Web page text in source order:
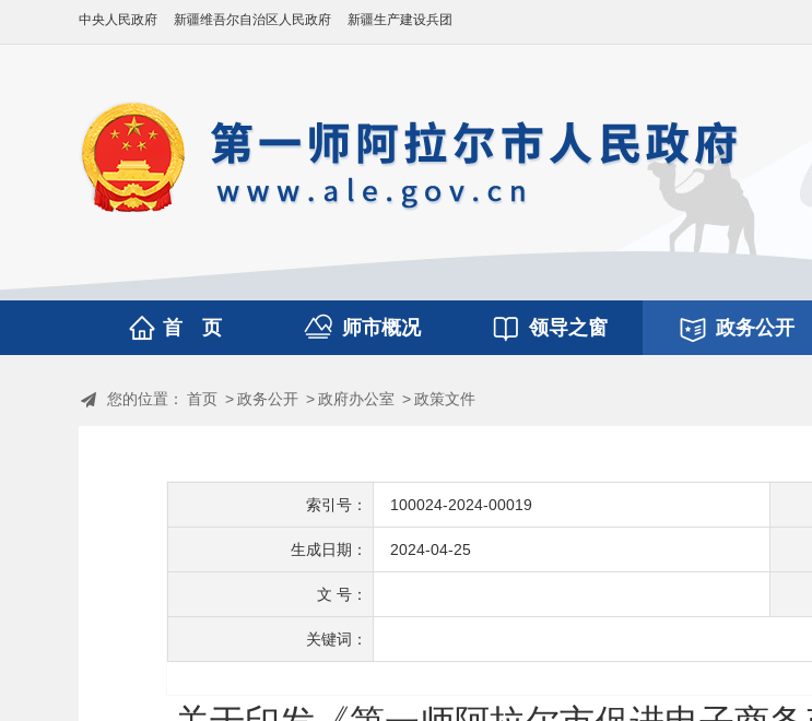
中央人民政府 新疆维吾尔自治区人民政府 新疆生产建设兵团
首 页 师市概况 领导之窗 政务公开
您的位置： 首页 >政务公开 >政府办公室 >政策文件
索引号： 100024-2024-00019
生成日期： 2024-04-25
文 号：
关键词：